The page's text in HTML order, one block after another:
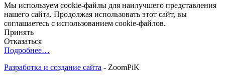
Мы используем cookie-файлы для наилучшего представления
нашего сайта. Продолжая использовать этот сайт, вы
соглашаетесь с использованием cookie-файлов.
Принять
Отказаться
Подробнее…
Разработка и создание сайта - ZoomPiK